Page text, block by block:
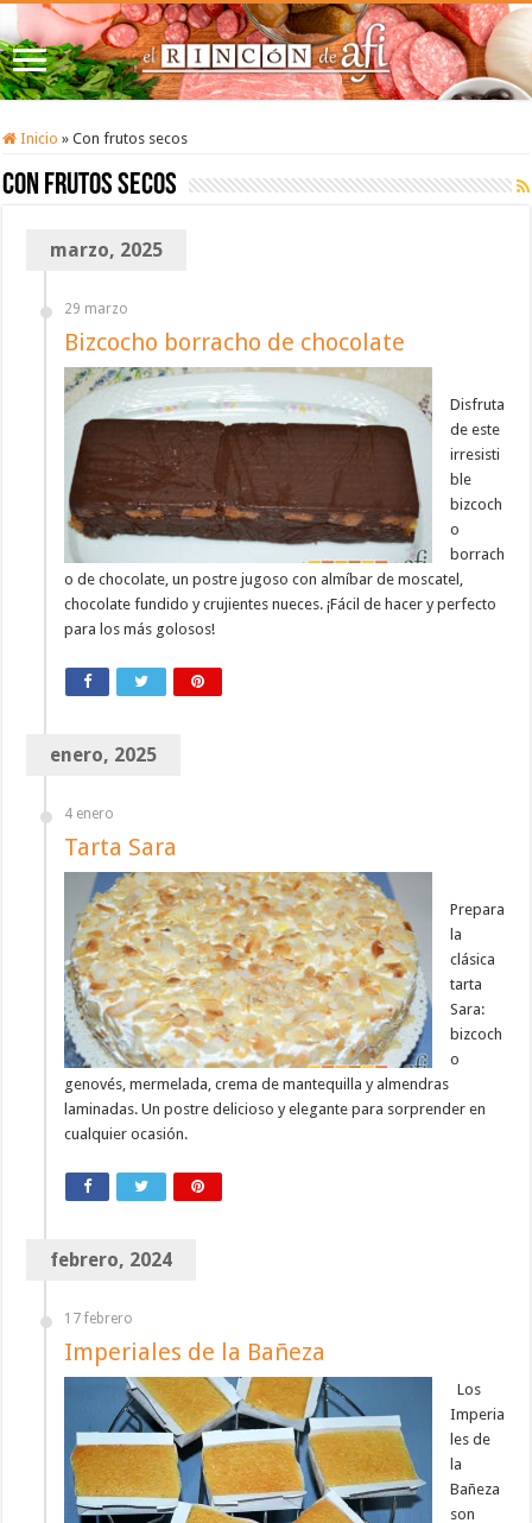
Inicio » Con frutos secos
Con frutos secos
marzo, 2025
29 marzo
Bizcocho borracho de chocolate
Disfruta
de este
irresisti
ble
bizcoch
o
borrach
o de chocolate, un postre jugoso con almíbar de moscatel,
chocolate fundido y crujientes nueces. ¡Fácil de hacer y perfecto
para los más golosos!
enero, 2025
4 enero
Tarta Sara
Prepara
la
clásica
tarta
Sara:
bizcoch
o
genovés, mermelada, crema de mantequilla y almendras
laminadas. Un postre delicioso y elegante para sorprender en
cualquier ocasión.
febrero, 2024
17 febrero
Imperiales de la Bañeza
Los
Imperia
les de
la
Bañeza
son